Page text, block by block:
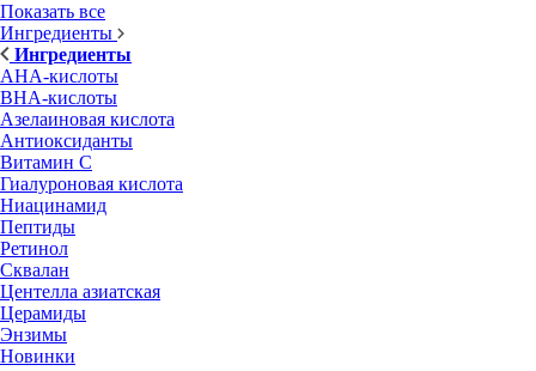
Показать все
Ингредиенты
Ингредиенты
AHA-кислоты
BHA-кислоты
Азелаиновая кислота
Антиоксиданты
Витамин С
Гиалуроновая кислота
Ниацинамид
Пептиды
Ретинол
Сквалан
Центелла азиатская
Церамиды
Энзимы
Новинки